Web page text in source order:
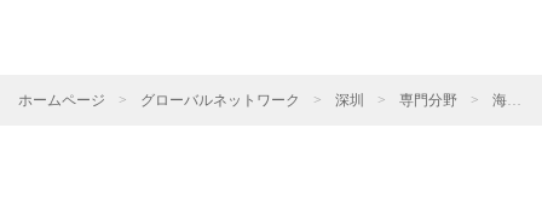
ホームページ > グローバルネットワーク > 深圳 > 専門分野 > 海事・海商